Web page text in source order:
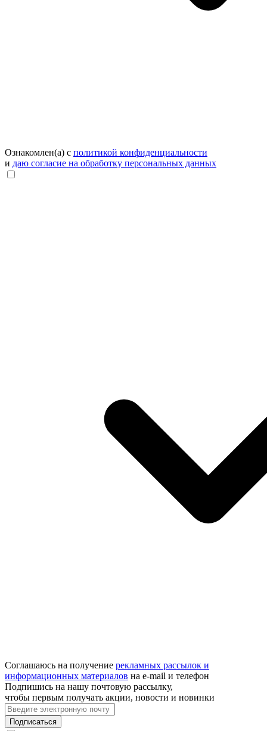
Ознакомлен(а) с политикой конфиденциальности
и даю согласие на обработку персональных данных
Соглашаюсь на получение рекламных рассылок и
информационных материалов на e‑mail и телефон
Подпишись на нашу почтовую рассылку,
чтобы первым получать акции, новости и новинки
Подписаться